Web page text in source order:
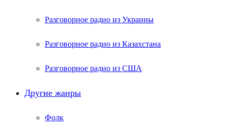
Разговорное радио из Украины
Разговорное радио из Казахстана
Разговорное радио из США
Другие жанры
Фолк